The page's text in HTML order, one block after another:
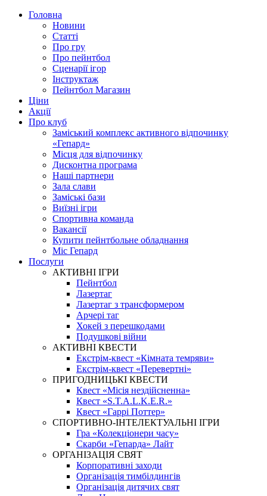
Головна
Новини
Статті
Про гру
Про пейнтбол
Сценарії ігор
Інструктаж
Пейнтбол Магазин
Ціни
Акції
Про клуб
Заміський комплекс активного відпочинку
«Гепард»
Місця для відпочинку
Дисконтна програма
Наші партнери
Зала слави
Заміські бази
Виїзні ігри
Спортивна команда
Вакансії
Купити пейнтбольне обладнання
Міс Гепард
Послуги
АКТИВНІ ІГРИ
Пейнтбол
Лазертаг
Лазертаг з трансформером
Арчері таг
Хокей з перешкодами
Подушкові війни
АКТИВНІ КВЕСТИ
Екстрім-квест «Кімната темряви»
Екстрім-квест «Перевертні»
ПРИГОДНИЦЬКІ КВЕСТИ
Квест «Місія нездійсненна»
Квест «S.T.A.L.K.E.R.»
Квест «Гаррі Поттер»
СПОРТИВНО-ІНТЕЛЕКТУАЛЬНІ ІГРИ
Гра «Колекціонери часу»
Скарби «Гепарда» Лайт
ОРГАНІЗАЦІЯ СВЯТ
Корпоративні заходи
Організація тимбілдингів
Організація дитячих свят